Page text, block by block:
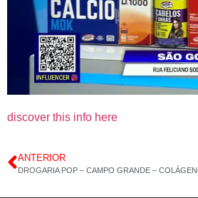
discover this info here
ANTERIOR